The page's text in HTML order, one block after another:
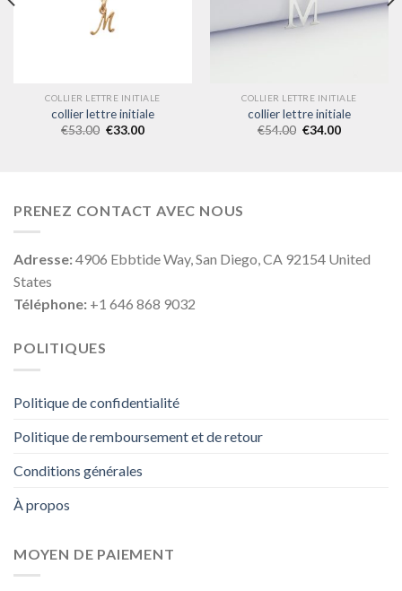
COLLIER LETTRE INITIALE
collier lettre initiale
€53.00 €33.00
COLLIER LETTRE INITIALE
collier lettre initiale
€54.00 €34.00
PRENEZ CONTACT AVEC NOUS
Adresse:4906 Ebbtide Way, San Diego, CA 92154 United
States
Téléphone: +1 646 868 9032
POLITIQUES
Politique de confidentialité
Politique de remboursement et de retour
Conditions générales
À propos
MOYEN DE PAIEMENT